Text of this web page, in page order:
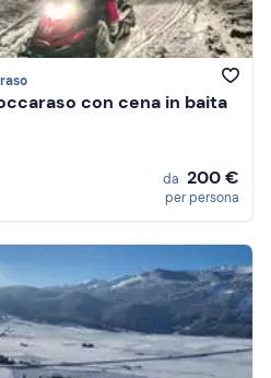
con cena in baita
da 200 €
per persona